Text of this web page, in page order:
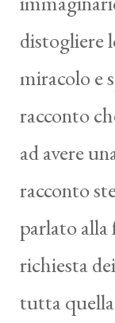
distogliere
miracolo e
racconto
ad avere
racconto
parlato alla
richiesta
tutta